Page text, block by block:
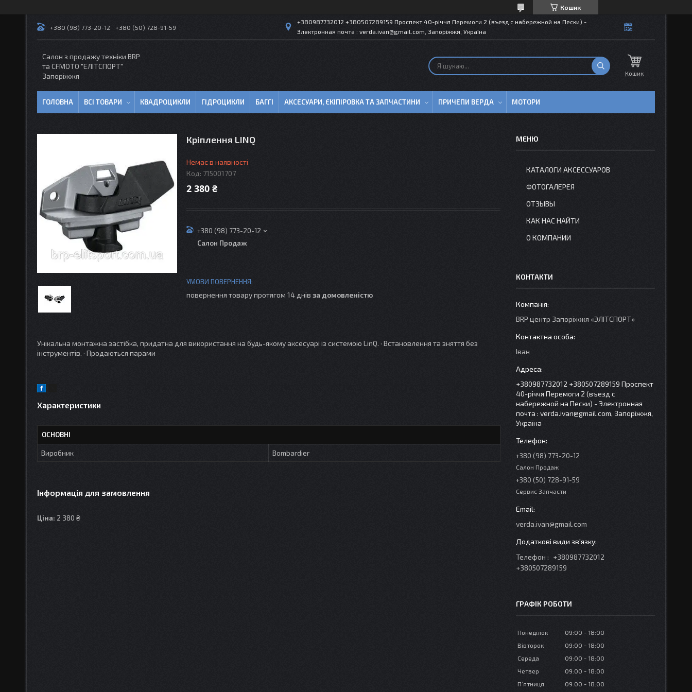
Кошик
+380 (98) 773-20-12 +380 (50) 728-91-59
+380987732012 +380507289159 Проспект 40-рiччя Перемоги 2 (въезд с набережной на Пески) -
Электронная почта : verda.ivan@gmail.com, Запоріжжя, Україна
Салон з продажу техніки BRP
та CFMOTO "EЛІТСПОРТ"
Запоріжжя
Кошик
ГОЛОВНА ВСІ ТОВАРИ КВАДРОЦИКЛИ ГІДРОЦИКЛИ БАГГІ АКСЕСУАРИ, ЄКІПІРОВКА ТА ЗАПЧАСТИНИ ПРИЧЕПИ ВЕРДА МОТОРИ
Кріплення LINQ
Немає в наявності
Код: 715001707
2 380 ₴
+380 (98) 773-20-12
Салон Продаж
повернення товару протягом 14 днів за домовленістю
Унікальна монтажна застібка, придатна для використання на будь-якому аксесуарі із системою LinQ. · Встановлення та зняття без
інструментів. · Продаються парами
Характеристики
ОСНОВНІ
Виробник Bombardier
Інформація для замовлення
Ціна: 2 380 ₴
КАТАЛОГИ АКСЕССУАРОВ
ФОТОГАЛЕРЕЯ
ОТЗЫВЫ
КАК НАС НАЙТИ
О КОМПАНИИ
КОНТАКТИ
BRP центр Запорiжжя «ЭЛIТСПОРТ»
Іван
+380987732012 +380507289159 Проспект
40-рiччя Перемоги 2 (въезд с
набережной на Пески) - Электронная
почта : verda.ivan@gmail.com, Запоріжжя,
Україна
+380 (98) 773-20-12
Салон Продаж
+380 (50) 728-91-59
Сервис Запчасти
verda.ivan@gmail.com
Телефон
+380987732012
+380507289159
ГРАФІК РОБОТИ
Понеділок 09:00
18:00
Вівторок
09:00
18:00
Середа
09:00
18:00
Четвер
09:00
18:00
Пʼятниця
09:00 18:00